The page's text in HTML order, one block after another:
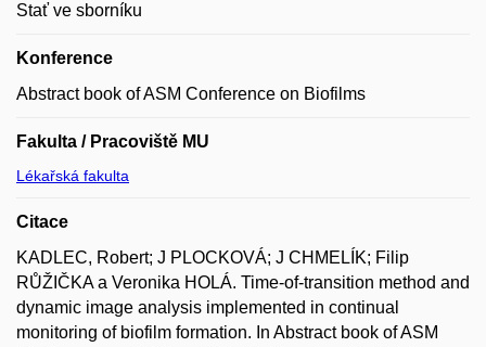
Stať ve sborníku
Konference
Abstract book of ASM Conference on Biofilms
Fakulta / Pracoviště MU
Lékařská fakulta
Citace
KADLEC, Robert; J PLOCKOVÁ; J CHMELÍK; Filip
RŮŽIČKA a Veronika HOLÁ. Time-of-transition method and
dynamic image analysis implemented in continual
monitoring of biofilm formation. In Abstract book of ASM